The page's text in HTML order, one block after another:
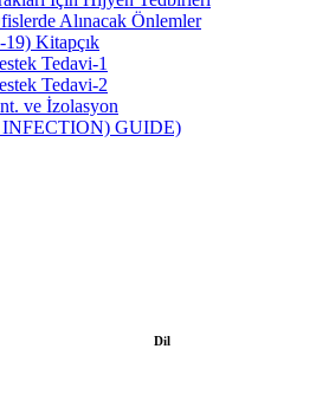
Alınacak Önlemler
Kitapçık
Tedavi-1
Tedavi-2
ve İzolasyon
GUIDE)
Dil